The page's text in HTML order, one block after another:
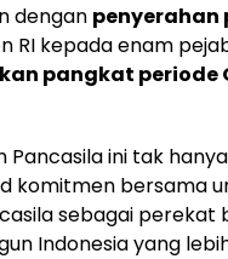
dengan
RI kepada enam
pangkat periode
Pancasila ini tak
komitmen bersama
sebagai perekat
Indonesia yang